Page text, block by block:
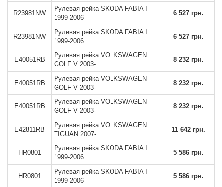
R23981NW
Рулевая рейка SKODA FABIA I
1999-2006
6 527 грн.
R23981NW
Рулевая рейка SKODA FABIA I
1999-2006
6 527 грн.
E40051RB
Рулевая рейка VOLKSWAGEN
GOLF V 2003-
8 232 грн.
E40051RB
Рулевая рейка VOLKSWAGEN
GOLF V 2003-
8 232 грн.
E40051RB
Рулевая рейка VOLKSWAGEN
GOLF V 2003-
8 232 грн.
E42811RB
Рулевая рейка VOLKSWAGEN
TIGUAN 2007-
11 642 грн.
HR0801
Рулевая рейка SKODA FABIA I
1999-2006
5 586 грн.
HR0801
Рулевая рейка SKODA FABIA I
1999-2006
5 586 грн.